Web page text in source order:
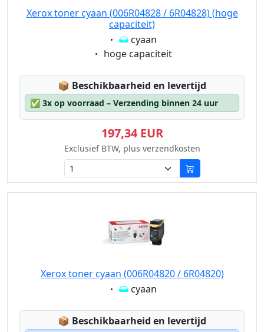
Xerox toner cyaan (006R04828 / 6R04828) (hoge
capaciteit)
Eigenschaft:
cyaan
Eigenschaft:
hoge capaciteit
📦 Lagerstatus:
Beschikbaarheid en levertijd
✅ 3x op voorraad – Verzending binnen 24 uur
197,34 EUR
Exclusief BTW, plus verzendkosten
Xerox toner cyaan (006R04820 / 6R04820)
Eigenschaft:
cyaan
📦 Lagerstatus:
Beschikbaarheid en levertijd